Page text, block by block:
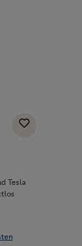
Tesla